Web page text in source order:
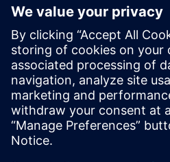
термічної обробки, яке
вакуумне обладнання для
обладнання для виробництва
Докладніше